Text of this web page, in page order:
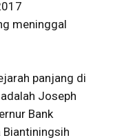
meninggal
panjang di
Joseph
Bank